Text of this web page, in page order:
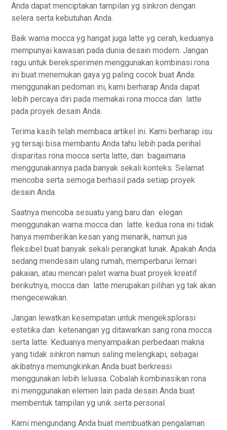
Anda dapat menciptakan tampilan yg sinkron dengan
selera serta kebutuhan Anda.
Baik warna mocca yg hangat juga latte yg cerah, keduanya
mempunyai kawasan pada dunia desain modern. Jangan
ragu untuk bereksperimen menggunakan kombinasi rona
ini buat menemukan gaya yg paling cocok buat Anda.
menggunakan pedoman ini, kami berharap Anda dapat
lebih percaya diri pada memakai rona mocca dan latte
pada proyek desain Anda.
Terima kasih telah membaca artikel ini. Kami berharap isu
yg tersaji bisa membantu Anda tahu lebih pada perihal
disparitas rona mocca serta latte, dan bagaimana
menggunakannya pada banyak sekali konteks. Selamat
mencoba serta semoga berhasil pada setiap proyek
desain Anda.
Saatnya mencoba sesuatu yang baru dan elegan
menggunakan warna mocca dan latte. kedua rona ini tidak
hanya memberikan kesan yang menarik, namun jua
fleksibel buat banyak sekali perangkat lunak. Apakah Anda
sedang mendesain ulang rumah, memperbarui lemari
pakaian, atau mencari palet warna buat proyek kreatif
berikutnya, mocca dan latte merupakan pilihan yg tak akan
mengecewakan.
Jangan lewatkan kesempatan untuk mengeksplorasi
estetika dan ketenangan yg ditawarkan sang rona mocca
serta latte. Keduanya menyampaikan perbedaan makna
yang tidak sinkron namun saling melengkapi, sebagai
akibatnya memungkinkan Anda buat berkreasi
menggunakan lebih leluasa. Cobalah kombinasikan rona
ini menggunakan elemen lain pada desain Anda buat
membentuk tampilan yg unik serta personal.
Kami mengundang Anda buat membuatkan pengalaman